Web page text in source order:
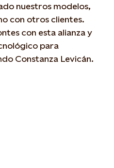
nuestros modelos,
con otros clientes.
con esta alianza y
para
Constanza Levicán.